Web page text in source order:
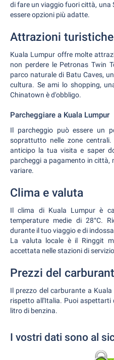
di fare un viaggio fuori città, una
essere opzioni più adatte.
Attrazioni
Kuala Lumpur offre molte
non perdere le Petronas Twin
parco naturale di Batu Caves,
cultura. Se ami lo shopping,
Chinatown è d'obbligo.
Parcheggiare a Kuala Lumpur
Il parcheggio può essere un
soprattutto nelle zone
anticipo la tua visita e saper
parcheggi a pagamento in città,
variare.
Clima e valuta
Il clima di Kuala Lumpur è
temperature medie di 28°C.
durante il tuo viaggio e di
La valuta locale è il Ringgit
accettata nelle stazioni di
Prezzi del
Il prezzo del carburante a
rispetto all'Italia. Puoi aspettarti
litro di benzina.
I vostri dati sono al